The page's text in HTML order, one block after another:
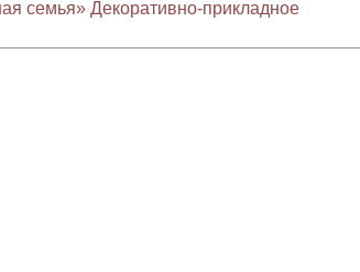
семья» Декоративно-прикладное